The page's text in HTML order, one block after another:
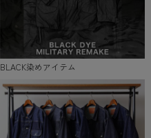
BLACK染めアイテム